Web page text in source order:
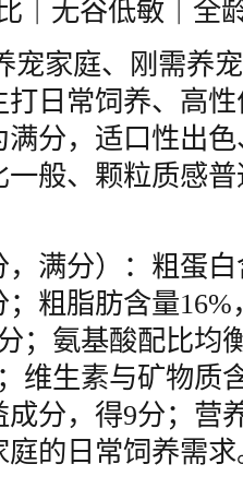
｜无谷低敏｜全
宠家庭、刚需养
日常饲养、高
分，适口性出
般、颗粒质感
，满分）：粗蛋
粗脂肪含量
；氨基酸配比均
维生素与矿物质
分，得9分；营
的日常饲养需求